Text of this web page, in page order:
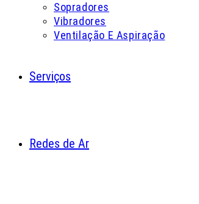
Sopradores
Vibradores
Ventilação E Aspiração
Serviços
Redes de Ar